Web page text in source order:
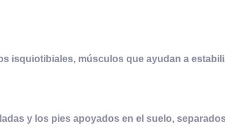
isquiotibiales, músculos que ayudan a
y los pies apoyados en el suelo,